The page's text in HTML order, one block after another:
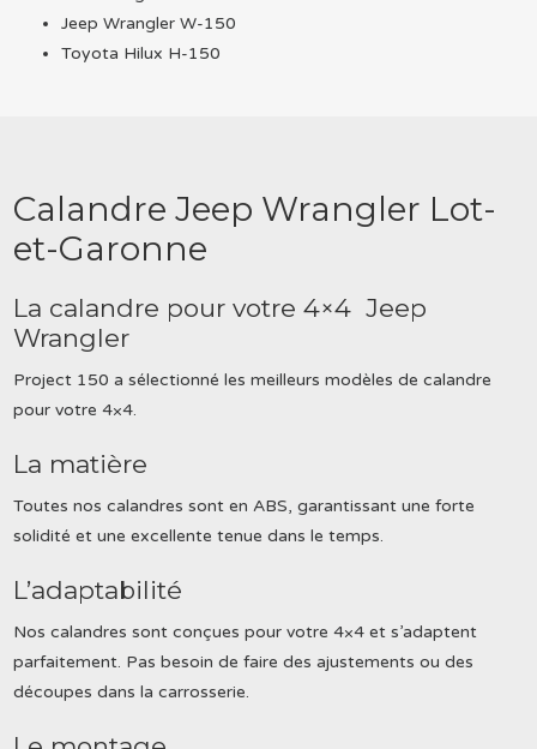
Jeep Wrangler W-150
Toyota Hilux H-150
Calandre Jeep Wrangler Lot-
et-Garonne
La calandre pour votre 4×4 Jeep
Wrangler
Project 150 a sélectionné les meilleurs modèles de calandre
pour votre 4×4.
La matière
Toutes nos calandres sont en ABS, garantissant une forte
solidité et une excellente tenue dans le temps.
L’adaptabilité
Nos calandres sont conçues pour votre 4×4 et s’adaptent
parfaitement. Pas besoin de faire des ajustements ou des
découpes dans la carrosserie.